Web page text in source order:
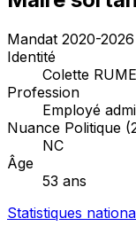
Mandat 2020-2026
Identité
Colette
Profession
Employé
Nuance Politique
NC
Âge
53 ans
Statistiques